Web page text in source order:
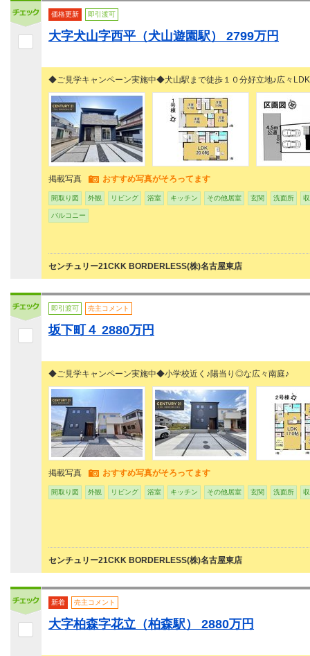
価格更新 即引渡可
大字犬山字西平（犬山遊園駅） 2799万円
◆ご見学キャンペーン実施中◆犬山駅まで徒歩１０分好立地♪広々
掲載写真 おすすめ写真がそろってます
間取り図 外観 リビング 浴室 キッチン その他居室 玄関 洗面所
バルコニー
センチュリー21CKK BORDERLESS(株)名古屋東店
即引渡可 売主コメント
坂下町４ 2880万円
◆ご見学キャンペーン実施中◆小学校近く♪陽当り◎な広々
掲載写真 おすすめ写真がそろってます
間取り図 外観 リビング 浴室 キッチン その他居室 玄関 洗面所
センチュリー21CKK BORDERLESS(株)名古屋東店
新着 売主コメント
大字柏森字花立（柏森駅） 2880万円